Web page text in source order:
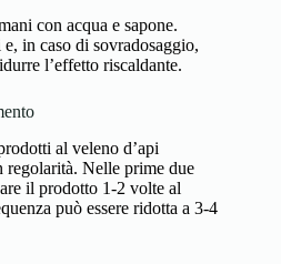
con acqua e sapone.
in caso di sovradosaggio,
l’effetto riscaldante.
al veleno d’api
regolarità. Nelle prime due
il prodotto 1-2 volte al
può essere ridotta a 3-4